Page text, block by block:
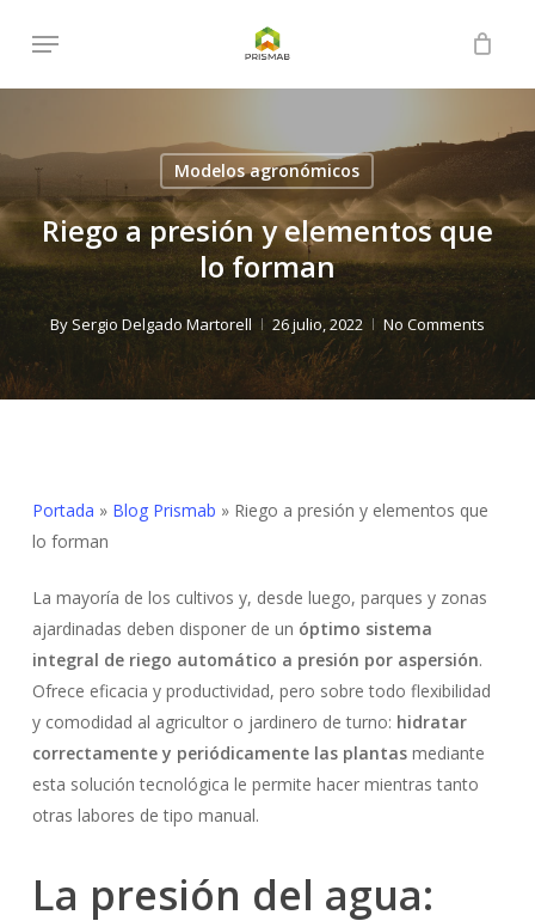
Menu
Close
Modelos agronómicos
Riego a presión y elementos que
lo forman
By Sergio Delgado Martorell 26 julio, 2022 No Comments
Portada » Blog Prismab » Riego a presión y elementos que
lo forman
La mayoría de los cultivos y, desde luego, parques y zonas
ajardinadas deben disponer de un óptimo sistema
integral de riego automático a presión por aspersión.
Ofrece eficacia y productividad, pero sobre todo flexibilidad
y comodidad al agricultor o jardinero de turno: hidratar
correctamente y periódicamente las plantas mediante
esta solución tecnológica le permite hacer mientras tanto
otras labores de tipo manual.
La presión del agua: